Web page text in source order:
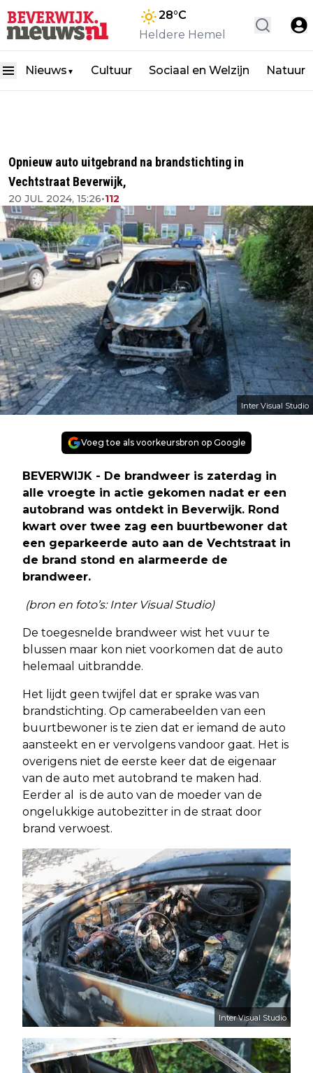
28°C
Heldere Hemel
Nieuws ▼ Cultuur Sociaal en Welzijn Natuur
Opnieuw auto uitgebrand na brandstichting in
Vechtstraat Beverwijk,
20 JUL 2024, 15:26•112
Inter Visual Studio
Voeg toe als voorkeursbron op Google
BEVERWIJK - De brandweer is zaterdag in
alle vroegte in actie gekomen nadat er een
autobrand was ontdekt in Beverwijk. Rond
kwart over twee zag een buurtbewoner dat
een geparkeerde auto aan de Vechtstraat in
de brand stond en alarmeerde de
brandweer.
(bron en foto’s: Inter Visual Studio)
De toegesnelde brandweer wist het vuur te
blussen maar kon niet voorkomen dat de auto
helemaal uitbrandde.
Het lijdt geen twijfel dat er sprake was van
brandstichting. Op camerabeelden van een
buurtbewoner is te zien dat er iemand de auto
aansteekt en er vervolgens vandoor gaat. Het is
overigens niet de eerste keer dat de eigenaar
van de auto met autobrand te maken had.
Eerder al is de auto van de moeder van de
ongelukkige autobezitter in de straat door
brand verwoest.
Inter Visual Studio